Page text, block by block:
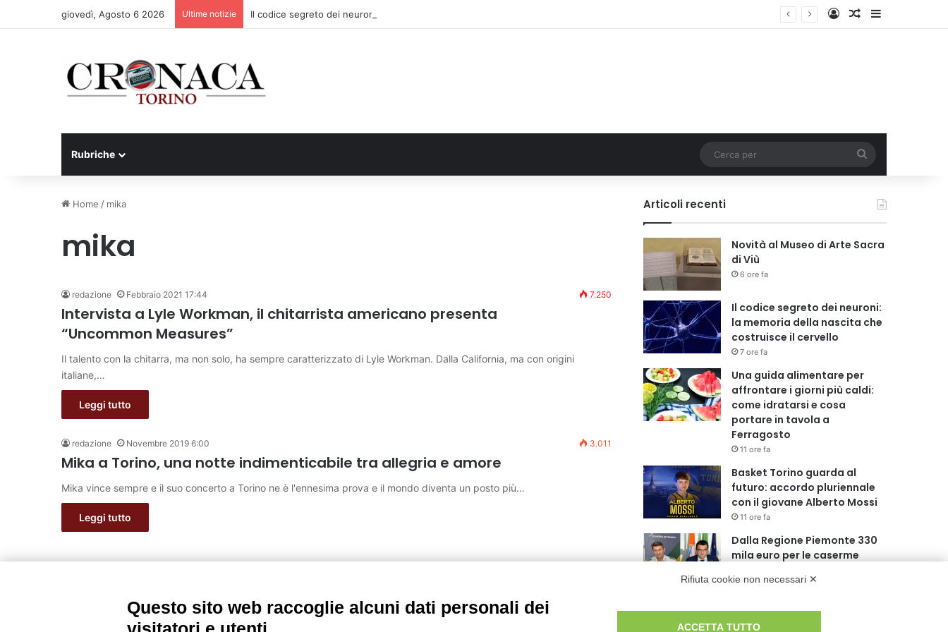
giovedì, Agosto 6 2026 Ultime notizie Il codice segreto dei neuroni: la memoria della nascita che costruisce il cervello AccediUn articolo a
Rubriche
per
Home / mika
mika
redazione Febbraio 2021 17:44 7.250
Intervista a Lyle Workman, il chitarrista americano presenta
“Uncommon Measures”
Il talento con la chitarra, ma non solo, ha sempre caratterizzato di Lyle Workman. Dalla California, ma con origini
italiane,…
Leggi tutto
redazione Novembre 2019 6:00 3.011
Mika a Torino, una notte indimenticabile tra allegria e amore
Mika vince sempre e il suo concerto a Torino ne è l'ennesima prova e il mondo diventa un posto più…
Leggi tutto
Articoli recenti
Novità al Museo di Arte Sacra
di Viù
6 ore fa
Il codice segreto dei neuroni:
la memoria della nascita che
costruisce il cervello
7 ore fa
Una guida alimentare per
affrontare i giorni più caldi:
come idratarsi e cosa
portare in tavola a
Ferragosto
11 ore fa
Basket Torino guarda al
futuro: accordo pluriennale
con il giovane Alberto Mossi
11 ore fa
Dalla Regione Piemonte 330
mila euro per le caserme
13 ore fa
Sport: nove nuovi bandi
presentati a Coni,
Rifiuta cookie non necessari ✕
Questo sito web raccoglie alcuni dati personali dei
ACCETTA TUTTO